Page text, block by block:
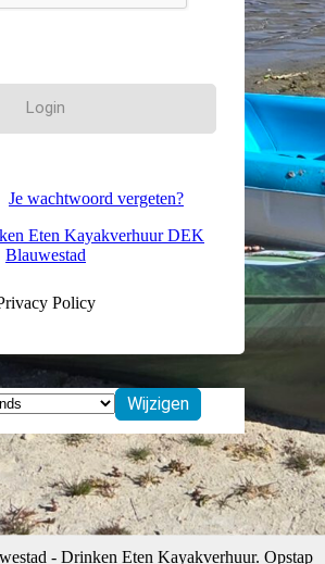
Je wachtwoord vergeten?
Eten Kayakverhuur DEK
Blauwestad
Policy
- Drinken Eten Kayakverhuur. Opstap